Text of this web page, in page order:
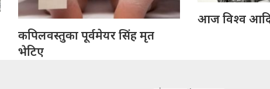
कपिलवस्तुका पूर्वमेयर सिंह मृत
भेटिए
आज विश्व